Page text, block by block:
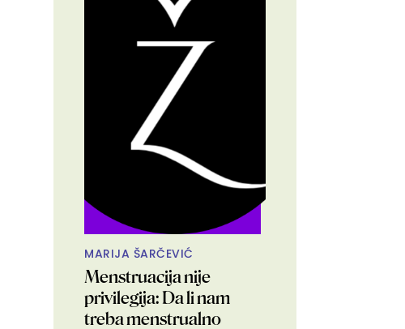
MARIJA ŠARČEVIĆ
Menstruacija nije
privilegija: Da li nam
treba menstrualno